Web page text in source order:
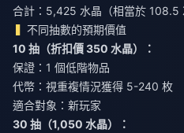
合計：5,425 水晶（相當於 108.5
不同抽數的預期價值
10 抽（折扣價 350 水晶）：
保證：1 個低階物品
代幣：視重複情況獲得 5-240 枚
適合對象：新玩家
30 抽（1,050 水晶）：